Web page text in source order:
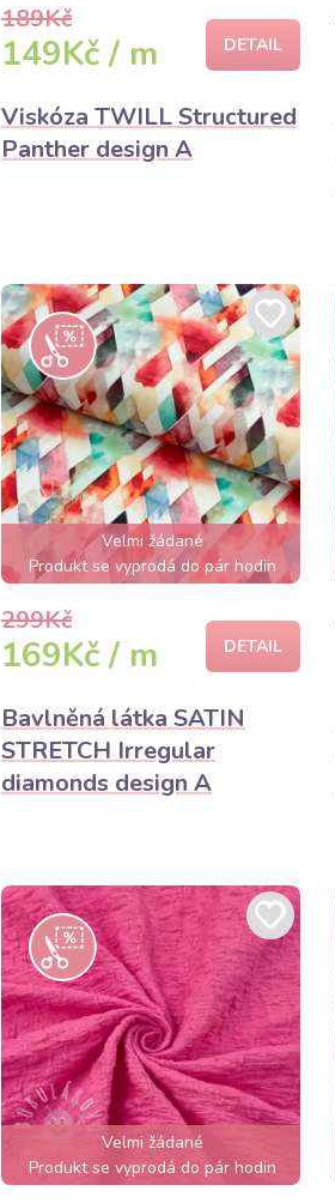
189Kč
149Kč / m DETAIL
Viskóza TWILL Structured
Panther design A
Velmi žádané
Produkt se vyprodá do pár hodin
299Kč
169Kč / m DETAIL
Bavlněná látka SATIN
STRETCH Irregular
diamonds design A
Velmi žádané
Produkt se vyprodá do pár hodin